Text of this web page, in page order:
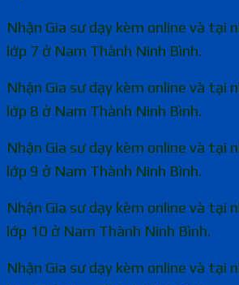
Nhận Gia sư dạy kèm online và tại
lớp 7 ở Nam Thành Ninh Bình.
Nhận Gia sư dạy kèm online và tại
lớp 8 ở Nam Thành Ninh Bình.
Nhận Gia sư dạy kèm online và tại
lớp 9 ở Nam Thành Ninh Bình.
Nhận Gia sư dạy kèm online và tại
lớp 10 ở Nam Thành Ninh Bình.
Nhận Gia sư dạy kèm online và tại